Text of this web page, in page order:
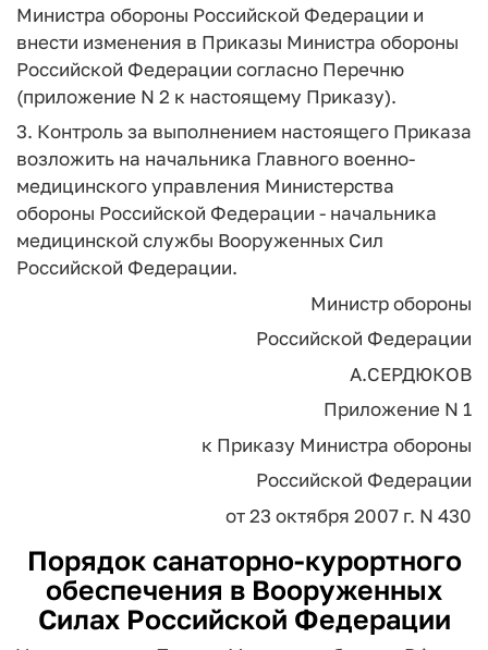
Министра обороны Российской Федерации и
внести изменения в Приказы Министра обороны
Российской Федерации согласно Перечню
(приложение N 2 к настоящему Приказу).
3. Контроль за выполнением настоящего Приказа
возложить на начальника Главного военно-
медицинского управления Министерства
обороны Российской Федерации - начальника
медицинской службы Вооруженных Сил
Российской Федерации.
Министр обороны
Российской Федерации
А.СЕРДЮКОВ
Приложение N 1
к Приказу Министра обороны
Российской Федерации
от 23 октября 2007 г. N 430
Порядок санаторно-курортного
обеспечения в Вооруженных
Силах Российской Федерации